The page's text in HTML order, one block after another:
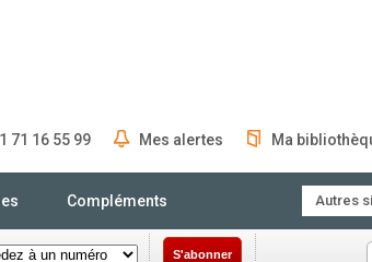
71 16 55 99 Mes alertes Ma
Compléments Autres
S'abonner